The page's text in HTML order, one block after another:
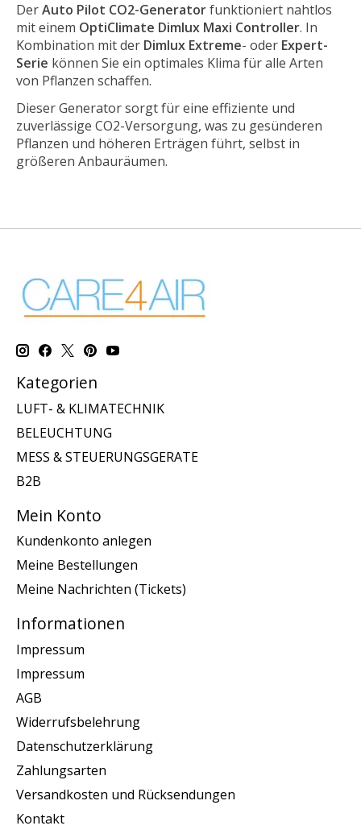
DerAuto Pilot CO2-Generatorfunktioniert nahtlos
mit einem OptiClimate Dimlux Maxi Controller. In
Kombination mit der Dimlux Extreme- oder Expert-
Serie können Sie ein optimales Klima für alle Arten
von Pflanzen schaffen.
Dieser Generator sorgt für eine effiziente und
zuverlässige CO2-Versorgung, was zu gesünderen
Pflanzen und höheren Erträgen führt, selbst in
größeren Anbauräumen.
Kategorien
LUFT- & KLIMATECHNIK
BELEUCHTUNG
MESS & STEUERUNGSGERATE
B2B
Mein Konto
Kundenkonto anlegen
Meine Bestellungen
Meine Nachrichten (Tickets)
Informationen
Impressum
Impressum
AGB
Widerrufsbelehrung
Datenschutzerklärung
Zahlungsarten
Versandkosten und Rücksendungen
Kontakt